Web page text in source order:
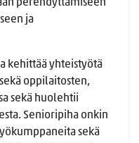
perehdyttämiseen
ja
kehittää yhteistyötä
oppilaitosten,
sekä huolehtii
Senioripiha onkin
sekä